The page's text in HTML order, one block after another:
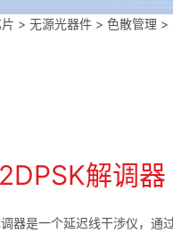
>无源光器件 >色散管理 >
解调器
器是一个延迟线干涉仪，通